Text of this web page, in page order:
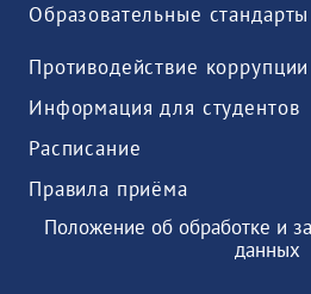
Образовательные стандарты
Противодействие коррупции
Информация для студентов
Расписание
Правила приёма
Положение об обработке и
данных